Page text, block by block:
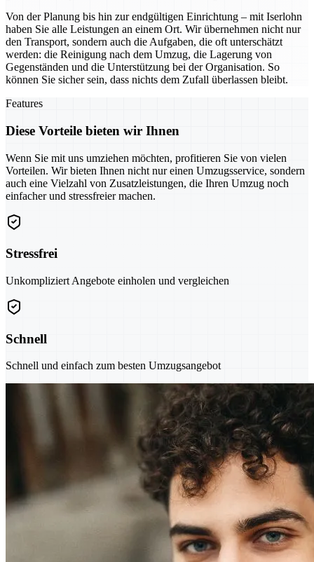
Von der Planung bis hin zur endgültigen Einrichtung – mit Iserlohn
haben Sie alle Leistungen an einem Ort. Wir übernehmen nicht nur
den Transport, sondern auch die Aufgaben, die oft unterschätzt
werden: die Reinigung nach dem Umzug, die Lagerung von
Gegenständen und die Unterstützung bei der Organisation. So
können Sie sicher sein, dass nichts dem Zufall überlassen bleibt.
Features
Diese Vorteile bieten wir Ihnen
Wenn Sie mit uns umziehen möchten, profitieren Sie von vielen
Vorteilen. Wir bieten Ihnen nicht nur einen Umzugsservice, sondern
auch eine Vielzahl von Zusatzleistungen, die Ihren Umzug noch
einfacher und stressfreier machen.
Stressfrei
Unkompliziert Angebote einholen und vergleichen
Schnell
Schnell und einfach zum besten Umzugsangebot